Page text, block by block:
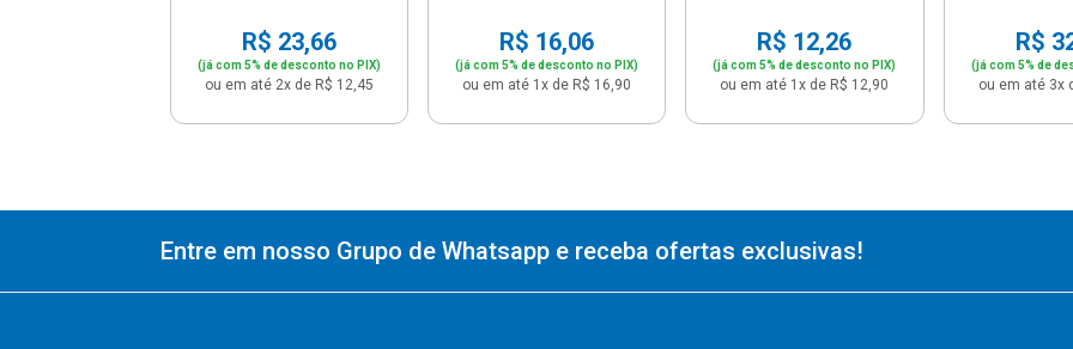
R$ 23,66
(já com 5% de desconto no PIX)
ou em até 2x de R$ 12,45
R$ 16,06
(já com 5% de desconto no PIX)
ou em até 1x de R$ 16,90
R$ 12,26
(já com 5% de desconto no PIX)
ou em até 1x de R$ 12,90
R$
(já com 5% de
ou em até 3x
Entre em nosso Grupo de Whatsapp e receba ofertas exclusivas!